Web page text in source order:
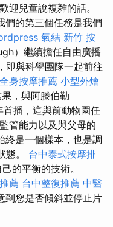
迎兒童說複雜的話。
們的第三個任務是我們
氣結 新竹 按
）繼續擔任自由廣播
即與科學團隊一起前往
身按摩推薦 小型外燴
，與阿滕伯勒
播，這與前動物園任
管能力以及與父母的
終是一個樣本，也是調
態。 台中泰式按摩排
的平衡的技術。
薦 台中整復推薦 中醫
到您是否傾斜並停止片